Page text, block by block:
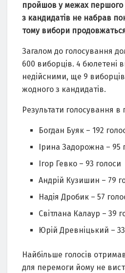
пройшов у межах першого
з кандидатiв не набрав
тому вибори
Загалом до голосування
600 виборцiв. 4 бюлетенi
недiйсними, ще 9
жодного з кандидатiв.
Результати голосування
Богдан Буяк – 192
Ірина Задорожна – 95
Ігор Гевко – 93 голоси
Андрiй Кузишин – 79
Надiя Дробик – 57
Свiтлана Калаур – 39
Юрiй Древнiцький – 33
Найбiльше голосiв
для перемоги йому не